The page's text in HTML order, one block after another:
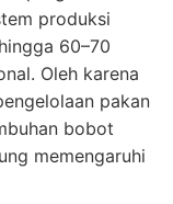
produksi
60–70
Oleh karena
pakan
bobot
memengaruhi